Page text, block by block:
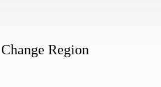
Change Region